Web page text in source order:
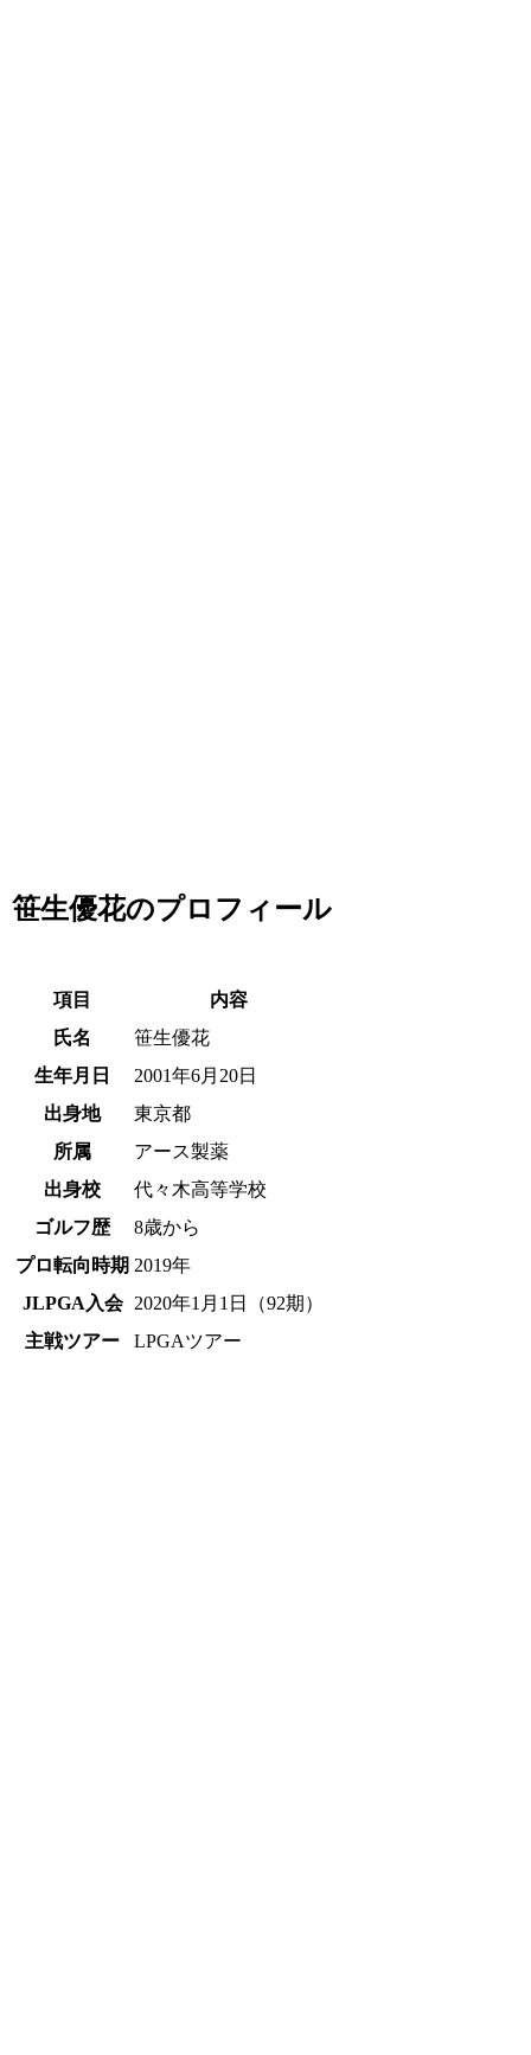
笹生優花のプロフィール
項目
内容
氏名
笹生優花
生年月日
2001年6月20日
出身地
東京都
所属
アース製薬
出身校
代々木高等学校
ゴルフ歴
8歳から
プロ転向時期 2019年
JLPGA入会
2020年1月1日（92期）
主戦ツアー
LPGAツアー